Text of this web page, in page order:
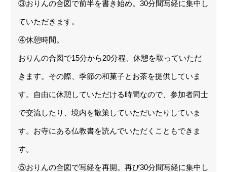
③おりんの合図で前半を書き始め。30分間写経に集中し
ていただきます。
④休憩時間。
おりんの合図で15分から20分程、休憩を取っていただ
きます。その際、季節の和菓子とお茶を提供していま
す。自由に休憩していただける時間なので、参加者同士
で交流したり、境内を散策していただいたりしていま
す。お寺にある仏教書を読んでいただくこともできま
す。
⑤おりんの合図で写経を再開。再び30分間写経に集中し